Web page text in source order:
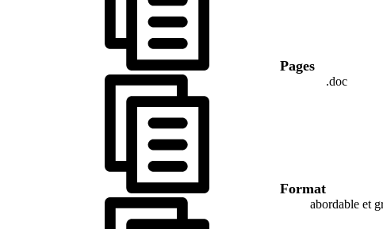
Pages
Format
.doc
abordable et